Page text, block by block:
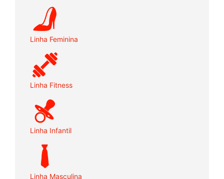
Linha Feminina
Linha Fitness
Linha Infantil
Linha Masculina